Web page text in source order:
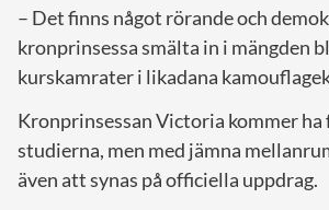
– Det finns något rörande och
kronprinsessa smälta in i mängden
kurskamrater i likadana
Kronprinsessan Victoria kommer
studierna, men med jämna
även att synas på officiella uppdrag.